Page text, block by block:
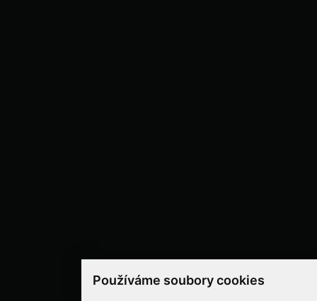
Používáme soubory cookies